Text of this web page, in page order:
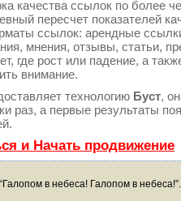
качества ссылок по более
пересчет показателей
ссылок: арендные
мнения, отзывы, статьи,
где рост или падение, а
внимание.
технологию Буст,
раз, а первые результаты
и Начать продвижение
в небеса! Галопом в небеса!”.